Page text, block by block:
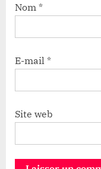
Nom *
E-mail *
Site web